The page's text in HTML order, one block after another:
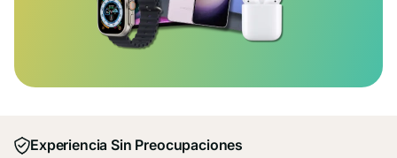
Experiencia Sin Preocupaciones